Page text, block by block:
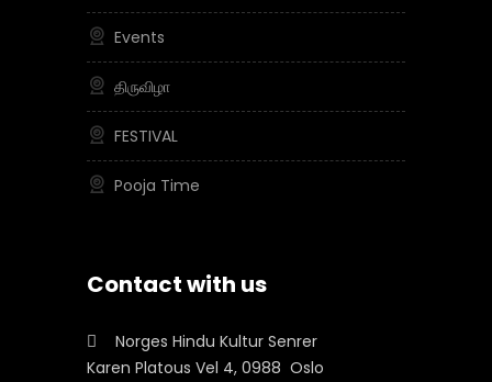
Events
திருவிழா
FESTIVAL
Pooja Time
Contact with us
Norges Hindu Kultur Senrer
Karen Platous Vel 4, 0988 Oslo